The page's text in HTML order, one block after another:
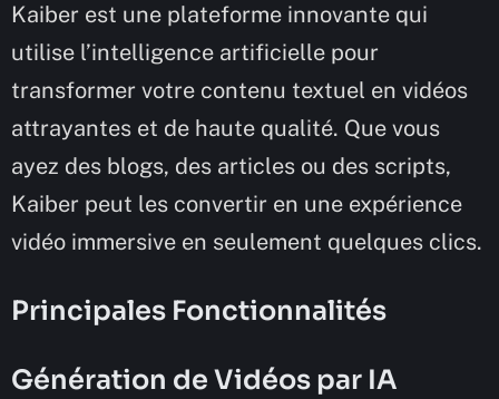
Kaiber est une plateforme innovante qui
utilise l’intelligence artificielle pour
transformer votre contenu textuel en vidéos
attrayantes et de haute qualité. Que vous
ayez des blogs, des articles ou des scripts,
Kaiber peut les convertir en une expérience
vidéo immersive en seulement quelques clics.
Principales Fonctionnalités
Génération de Vidéos par IA